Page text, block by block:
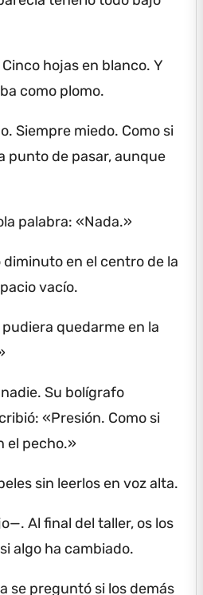
Cinco hojas en blanco. Y
como plomo.
Siempre miedo. Como si
punto de pasar, aunque
palabra: «Nada.»
en el centro de la
vacío.
quedarme en la
Su bolígrafo
«Presión. Como si
el pecho.»
sin leerlos en voz alta.
Al final del taller, os los
algo ha cambiado.
se preguntó si los demás